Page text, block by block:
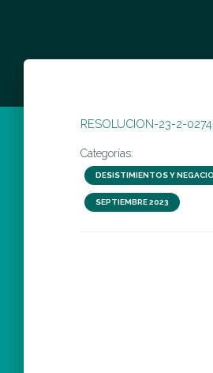
RESOLUCION-23-2-
Categorías:
DESISTIMIENTOS Y
SEPTIEMBRE 2023